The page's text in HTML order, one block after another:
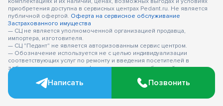
приобретения доступна в сервисных центрах Pedant.ru. Не является
публичной офертой. Оферта на сервисное обслуживание
Застрахованного имущества
— СЦ не является уполномоченной организацией продавца,
импортера, изготовителя.
— СЦ "Педант" не является авторизованным сервис центром.
— Обозначение используется не с целью индивидуализации
соответствующих услуг по ремонту и введения посетителей в
заблуждение, а с целью информирования потребителей о
предоставляемых услугах в отношении техники правообладателей.
Вся информация на сайте носит исключительно информационный
характер.
Написать Позвонить